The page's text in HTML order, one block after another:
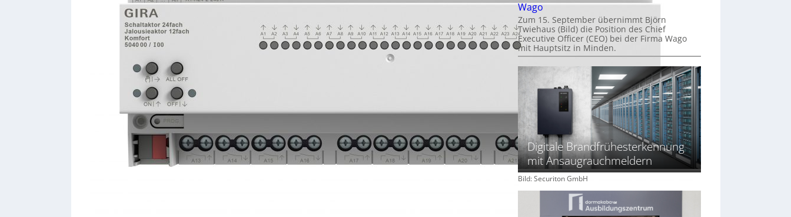
Wago
Zum 15. September übernimmt Björn
Twiehaus (Bild) die Position des Chief
Executive Officer (CEO) bei der Firma Wago
mit Hauptsitz in Minden.
Digitale Brandfrühesterkennung
mit Ansaugrauchmeldern
Bild: Securiton GmbH